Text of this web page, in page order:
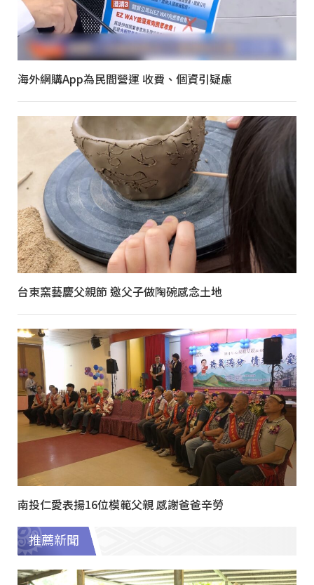
海外網購App為民間營運 收費、個資引疑慮
台東窯藝慶父親節 邀父子做陶碗感念土地
南投仁愛表揚16位模範父親 感謝爸爸辛勞
推薦新聞